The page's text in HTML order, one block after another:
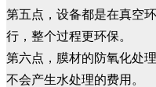
第五点，设备都是在真空
行，整个过程更环保。
第六点，膜材的防氧化处
不会产生水处理的费用。